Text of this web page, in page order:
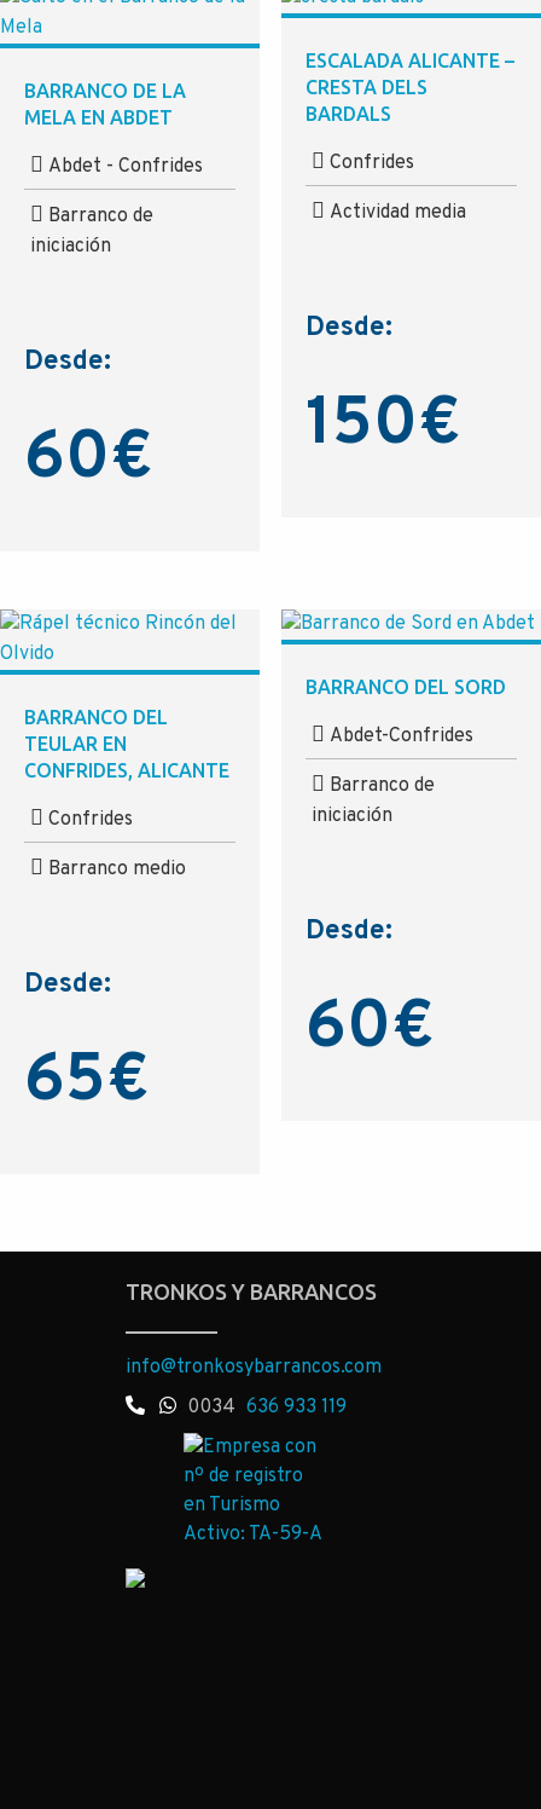
BARRANCO DE LA
MELA EN ABDET
Abdet - Confrides
Barranco de
iniciación
Desde:
60€
ESCALADA ALICANTE –
CRESTA DELS
BARDALS
Confrides
Actividad media
Desde:
150€
BARRANCO DEL
TEULAR EN
CONFRIDES, ALICANTE
Confrides
Barranco medio
Desde:
65€
BARRANCO DEL SORD
Abdet-Confrides
Barranco de
iniciación
Desde:
60€
TRONKOS Y BARRANCOS
info@tronkosybarrancos.com
0034 636 933 119